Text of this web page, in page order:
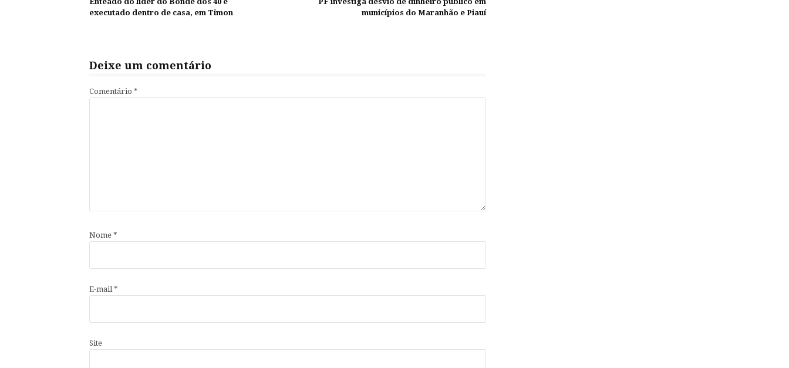
lendo
executado dentro de casa, em Timon
municípios do Maranhão e Piauí
Deixe um comentário
Comentário *
Nome *
E-mail*
Site